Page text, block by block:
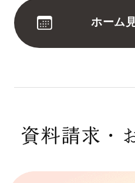
ホーム
資料請求・